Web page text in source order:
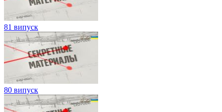
81 випуск
80 випуск